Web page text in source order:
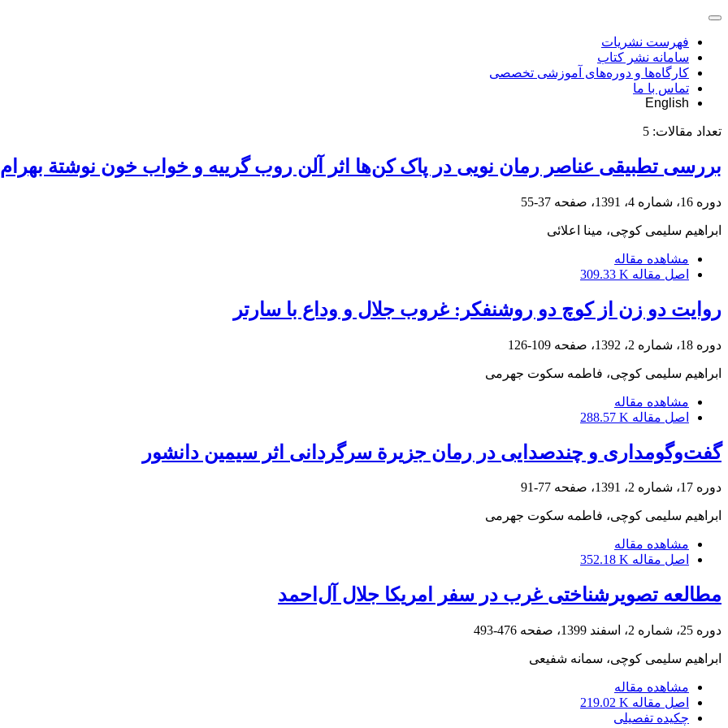
فهرست نشریات
سامانه نشر کتاب
کارگاه‌ها و دوره‌های آموزشی تخصصی
تماس با ما
English
تعداد مقالات: 5
بررسی تطبیقی عناصر رمان نویی در پاک کن‌ها اثر آلن روب گرییه و خواب خون نوشتة
دوره 16، شماره 4، 1391، صفحه 37-55
ابراهیم سلیمی کوچی، مینا اعلائی
مشاهده مقاله
اصل مقاله 309.33 K
روایت دو زن از کوچ دو روشنفکر: غروب جلال و وداع با سارتر
دوره 18، شماره 2، 1392، صفحه 109-126
ابراهیم سلیمی کوچی، فاطمه سکوت جهرمی
مشاهده مقاله
اصل مقاله 288.57 K
گفت‌وگومداری و چندصدایی در رمان جزیرة سرگردانی اثر سیمین دانشور
دوره 17، شماره 2، 1391، صفحه 77-91
ابراهیم سلیمی کوچی، فاطمه سکوت جهرمی
مشاهده مقاله
اصل مقاله 352.18 K
مطالعه تصویرشناختی غرب در سفر امریکا جلال آل‌احمد
دوره 25، شماره 2، اسفند 1399، صفحه 476-493
ابراهیم سلیمی کوچی، سمانه شفیعی
مشاهده مقاله
اصل مقاله 219.02 K
چکیده تفصیلی